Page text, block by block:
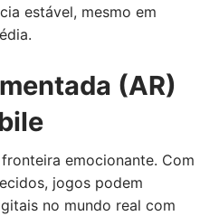
estável, mesmo em
(AR)
emocionante. Com
jogos podem
no mundo real com